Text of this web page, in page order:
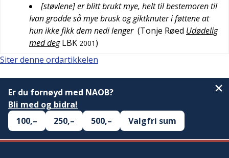
[støvlene] er blitt brukt mye, helt til bestemoren til
Ivan grodde så mye brusk og giktknuter i føttene at
hun ikke fikk dem nedi lenger (Tonje Røed Udødelig
med deg LBK 2001)
Siter denne ordartikkelen
Er du fornøyd med NAOB?
Bli med og bidra!
100,–
250,– 500,– Valgfri sum